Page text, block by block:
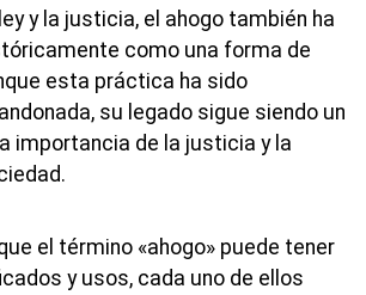
y la justicia, el ahogo también ha
como una forma de
esta práctica ha sido
su legado sigue siendo un
importancia de la justicia y la
el término «ahogo» puede tener
y usos, cada uno de ellos